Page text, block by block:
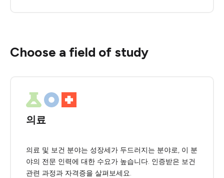
Choose a field of study
의료
의료 및 보건 분야는 성장세가 두드러지는 분야로, 이 분
야의 전문 인력에 대한 수요가 높습니다. 인증받은 보건
관련 과정과 자격증을 살펴보세요.